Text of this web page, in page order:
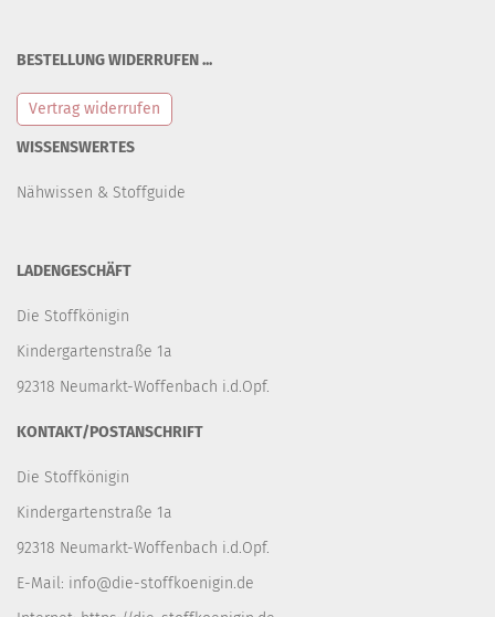
BESTELLUNG WIDERRUFEN ...
Vertrag widerrufen
WISSENSWERTES
Nähwissen & Stoffguide
LADENGESCHÄFT
Die Stoffkönigin
Kindergartenstraße 1a
92318 Neumarkt-Woffenbach i.d.Opf.
KONTAKT/POSTANSCHRIFT
Die Stoffkönigin
Kindergartenstraße 1a
92318 Neumarkt-Woffenbach i.d.Opf.
E-Mail: info@die-stoffkoenigin.de